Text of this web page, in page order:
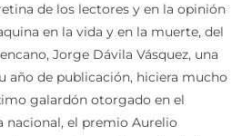
de los lectores y en la opinión
en la vida y en la muerte, del
Jorge Dávila Vásquez, una
año de publicación, hiciera mucho
galardón otorgado en el
nacional, el premio Aurelio